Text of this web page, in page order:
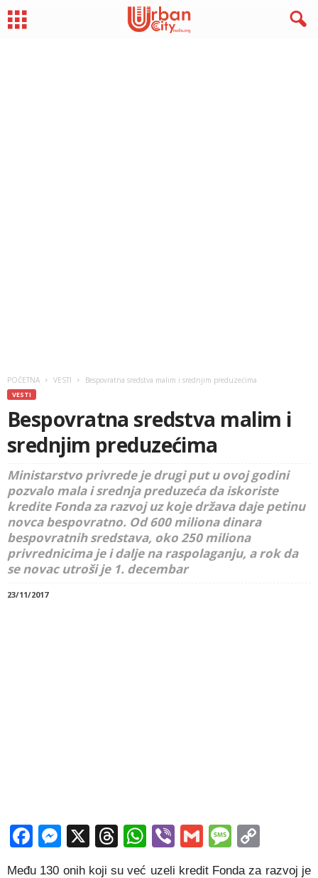
POČETNA VESTI Bespovratna sredstva malim i srednjim preduzećima
VESTI
Bespovratna sredstva malim i
srednjim preduzećima
Ministarstvo privrede je drugi put u ovoj godini
pozvalo mala i srednja preduzeća da iskoriste
kredite Fonda za razvoj uz koje država daje petinu
novca bespovratno. Od 600 miliona dinara
bespovratnih sredstava, oko 250 miliona
privrednicima je i dalje na raspolaganju, a rok da
se novac utroši je 1. decembar
23/11/2017
Facebook
Messenger
X Threads
WhatsApp
ViberGmail
Među 130 onih koji su već uzeli kredit Fonda za razvoj je